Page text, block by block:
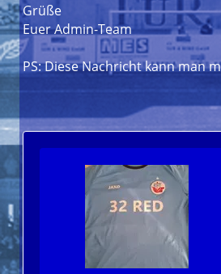
Grüße
Euer Admin-Team
PS: Diese Nachricht kann man